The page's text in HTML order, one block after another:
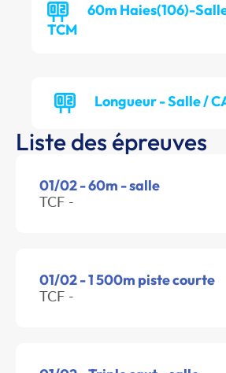
60m Haies(106)-
TCM
Longueur - Salle /
Liste des épreuves
01/02 - 60m - salle
TCF -
01/02 - 1 500m piste courte
TCF -